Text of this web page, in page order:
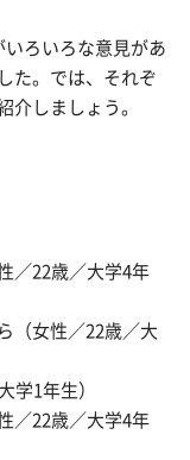
ろいろな意見があ
た。では、それぞ
介しましょう。
／22歳／大学4年
（女性／22歳／大
学1年生）
／22歳／大学4年